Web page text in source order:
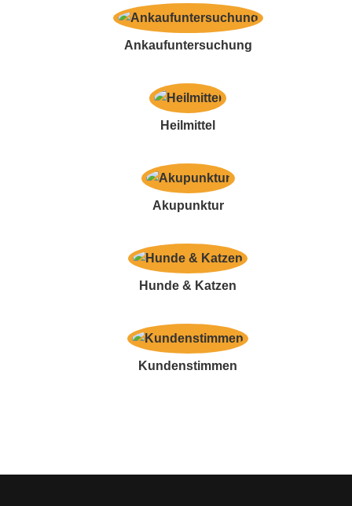
Ankaufuntersuchung
Heilmittel
Akupunktur
Hunde & Katzen
Kundenstimmen